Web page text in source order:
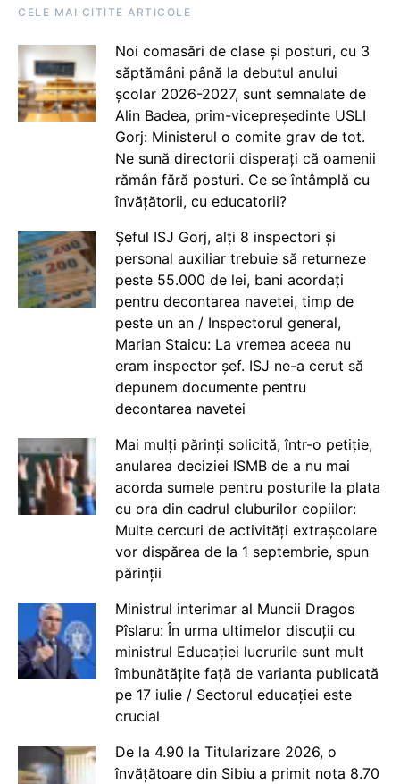
CELE MAI CITITE ARTICOLE
Noi comasări de clase și posturi, cu 3
săptămâni până la debutul anului
școlar 2026-2027, sunt semnalate de
Alin Badea, prim-vicepreședinte USLI
Gorj: Ministerul o comite grav de tot.
Ne sună directorii disperați că oamenii
rămân fără posturi. Ce se întâmplă cu
învățătorii, cu educatorii?
Șeful ISJ Gorj, alți 8 inspectori și
personal auxiliar trebuie să returneze
peste 55.000 de lei, bani acordați
pentru decontarea navetei, timp de
peste un an / Inspectorul general,
Marian Staicu: La vremea aceea nu
eram inspector șef. ISJ ne-a cerut să
depunem documente pentru
decontarea navetei
Mai mulți părinți solicită, într-o petiție,
anularea deciziei ISMB de a nu mai
acorda sumele pentru posturile la plata
cu ora din cadrul cluburilor copiilor:
Multe cercuri de activități extrașcolare
vor dispărea de la 1 septembrie, spun
părinții
Ministrul interimar al Muncii Dragos
Pîslaru: În urma ultimelor discuții cu
ministrul Educației lucrurile sunt mult
îmbunătățite față de varianta publicată
pe 17 iulie / Sectorul educației este
crucial
De la 4.90 la Titularizare 2026, o
învățătoare din Sibiu a primit nota 8.70